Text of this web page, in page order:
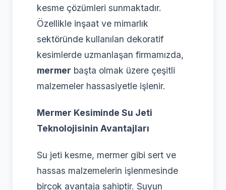
kesme çözümleri sunmaktadır.
Özellikle inşaat ve mimarlık
sektöründe kullanılan dekoratif
kesimlerde uzmanlaşan firmamızda,
mermer başta olmak üzere çeşitli
malzemeler hassasiyetle işlenir.
Mermer Kesiminde Su Jeti
Teknolojisinin Avantajları
Su jeti kesme, mermer gibi sert ve
hassas malzemelerin işlenmesinde
birçok avantaja sahiptir. Suyun